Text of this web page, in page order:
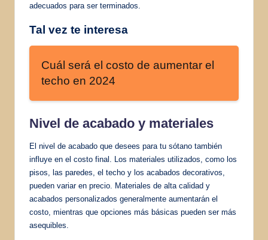
adecuados para ser terminados.
Tal vez te interesa
Cuál será el costo de aumentar el
techo en 2024
Nivel de acabado y materiales
El nivel de acabado que desees para tu sótano también
influye en el costo final. Los materiales utilizados, como los
pisos, las paredes, el techo y los acabados decorativos,
pueden variar en precio. Materiales de alta calidad y
acabados personalizados generalmente aumentarán el
costo, mientras que opciones más básicas pueden ser más
asequibles.